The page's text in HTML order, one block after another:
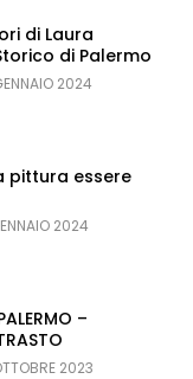
di Laura
di Palermo
2024
pittura essere
2024
–
2023